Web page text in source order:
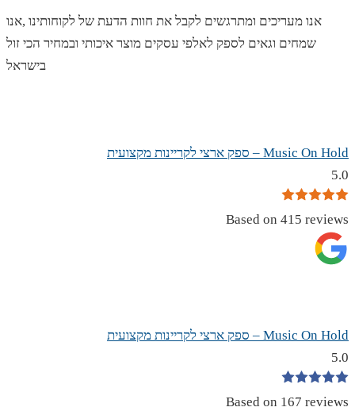
אנו מעריכים ומתרגשים לקבל את חוות הדעת של לקוחותינו ,אנו
שמחים וגאים לספק לאלפי עסקים מוצר איכותי ובמחיר הכי זול
בישראל
Music On Hold – ספק ארצי לקריינות מקצועית
5.0
Based on 415 reviews
Music On Hold – ספק ארצי לקריינות מקצועית
5.0
Based on 167 reviews